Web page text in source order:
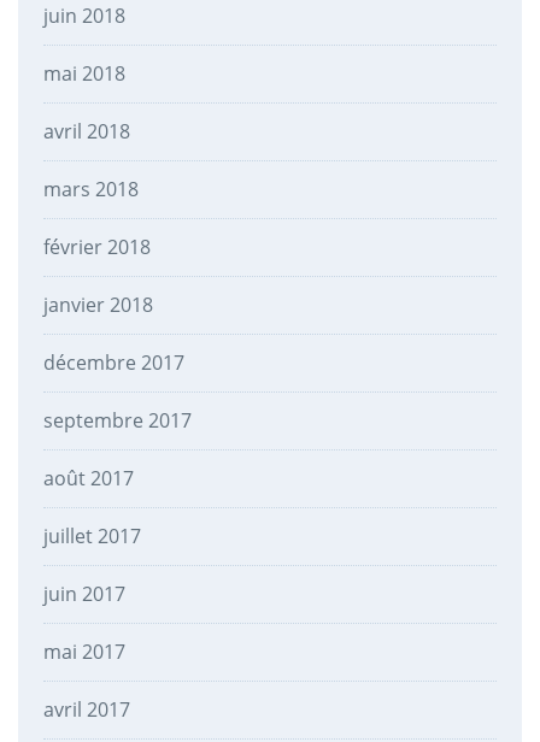
juin 2018
mai 2018
avril 2018
mars 2018
février 2018
janvier 2018
décembre 2017
septembre 2017
août 2017
juillet 2017
juin 2017
mai 2017
avril 2017